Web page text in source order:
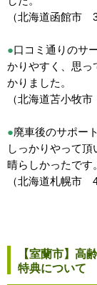
（北海道函館市
●口コミ通りのサ
かりやすく、思っ
かりました。
（北海道苫小牧
●廃車後のサポー
しっかりやって
晴らしかったです。
（北海道札幌市
【室蘭市】高
特典について